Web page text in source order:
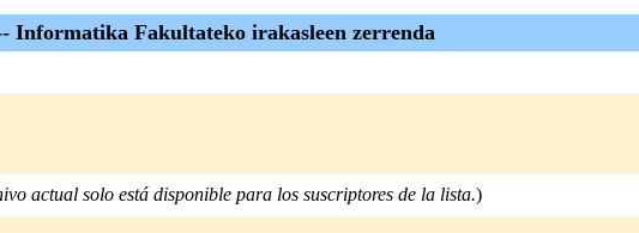
Informatika Fakultateko irakasleen zerrenda
actual solo está disponible para los suscriptores de la lista.)